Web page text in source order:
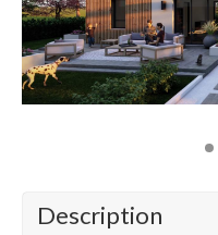
Description